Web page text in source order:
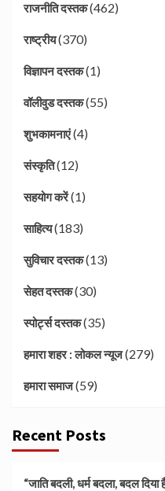
राजनीति दस्तक(462)
राष्ट्रीय(370)
विज्ञापन दस्तक(1)
वॉलीवुड दस्तक(55)
शुभकामनाएं(4)
संस्कृति(12)
सहयोग करें(1)
साहित्य(183)
सुविचार दस्तक(13)
सेहत दस्तक(30)
स्पोर्ट्स दस्तक(35)
हमारा शहर : लोकल न्यूज(279)
हमारा समाज(59)
Recent Posts
“जाति बदली, धर्म बदला, बदल